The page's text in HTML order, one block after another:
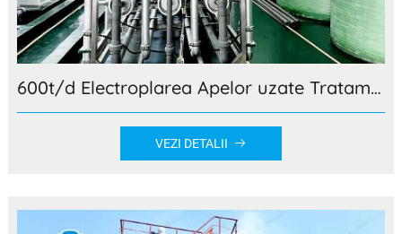
600t/d Electroplarea Apelor uzate Tratamentul de descărcare zero Caz al proiectului de descărcare
VEZI DETALII